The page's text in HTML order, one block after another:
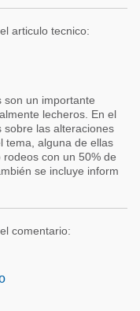
articulo tecnico:
son un importante
lecheros. En el
las alteraciones
tema, alguna de ellas
con un 50% de
se incluye inform
comentario: